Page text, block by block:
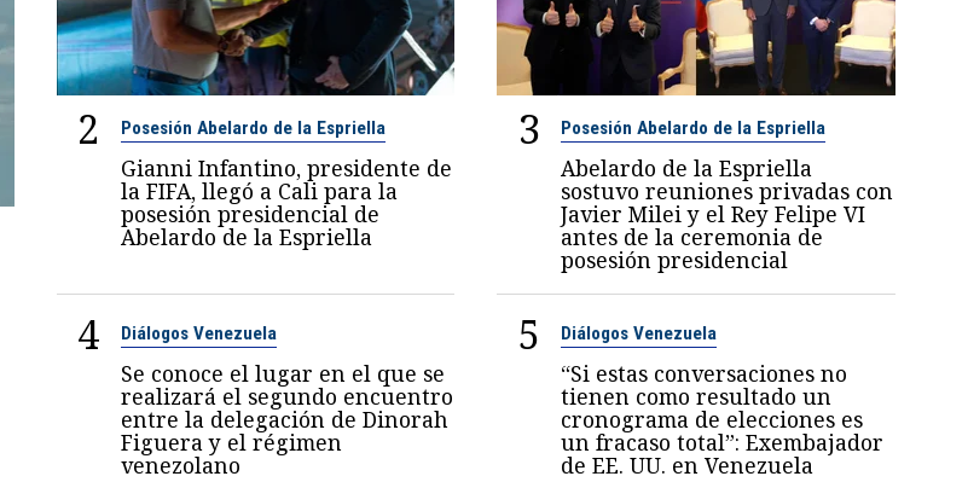
2 Posesión Abelardo de la Espriella
Gianni Infantino, presidente de
la FIFA, llegó a Cali para la
posesión presidencial de
Abelardo de la Espriella
3 Posesión Abelardo de la Espriella
Abelardo de la Espriella
sostuvo reuniones privadas con
Javier Milei y el Rey Felipe VI
antes de la ceremonia de
posesión presidencial
4 Diálogos Venezuela
Se conoce el lugar en el que se
realizará el segundo encuentro
entre la delegación de Dinorah
Figuera y el régimen
venezolano
5 Diálogos Venezuela
“Si estas conversaciones no
tienen como resultado un
cronograma de elecciones es
un fracaso total”: Exembajador
de EE. UU. en Venezuela